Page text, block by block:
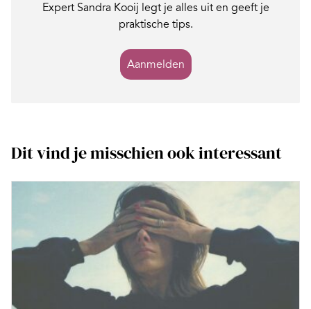
Expert Sandra Kooij legt je alles uit en geeft je
praktische tips.
Aanmelden
Dit vind je misschien ook interessant